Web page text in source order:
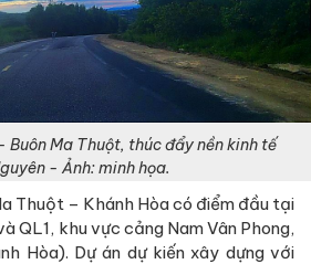
Buôn Ma Thuột, thúc đẩy nền kinh tế
- Ảnh: minh họa.
Thuột – Khánh Hòa có điểm đầu tại
QL1, khu vực cảng Nam Vân Phong,
Hòa). Dự án dự kiến xây dựng với